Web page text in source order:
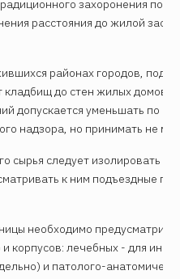
захоронения по
расстояния до жилой
районах городов,
кладбищ до стен жилых домов,
допускается уменьшать по
надзора, но принимать не
сырья следует изолировать
к ним подъездные
необходимо
корпусов: лечебных - для
и патолого-